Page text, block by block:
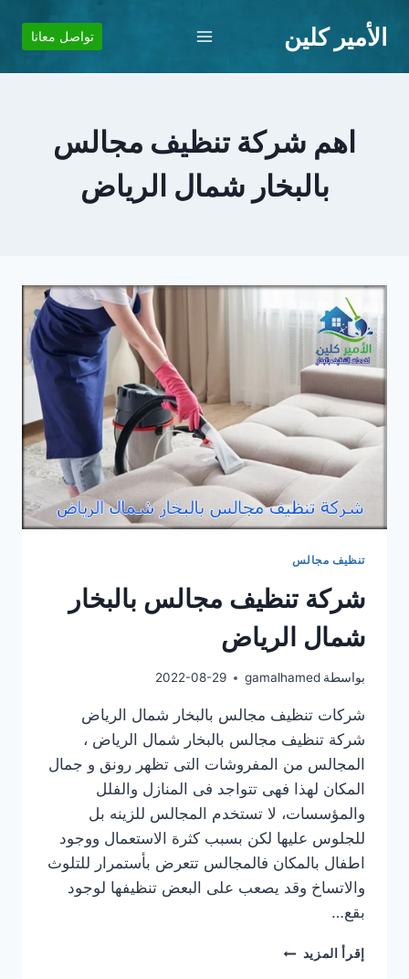
الأمير كلين تواصل معانا
اهم شركة تنظيف مجالس
بالبخار شمال الرياض
تنظيف مجالس
شركة تنظيف مجالس بالبخار
شمال الرياض
بواسطة gamalhamed
2022-08-29
شركات تنظيف مجالس بالبخار شمال الرياض
شركة تنظيف مجالس بالبخار شمال الرياض ،
المجالس من المفروشات التى تظهر رونق و جمال
المكان لهذا فهى تتواجد فى المنازل والفلل
والمؤسسات، لا تستخدم المجالس للزينه بل
للجلوس عليها لكن بسبب كثرة الاستعمال ووجود
اطفال بالمكان فالمجالس تتعرض بأستمرار للتلوث
والاتساخ وقد يصعب على البعض تنظيفها لوجود
بقع…
إقرأ المزيد شركة